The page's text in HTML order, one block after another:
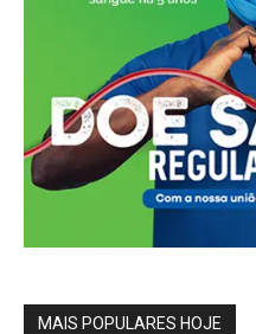
MAIS POPULARES HOJE